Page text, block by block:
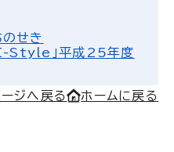
せき
I-Style」平成25年度
ジへ戻る ホームに戻る